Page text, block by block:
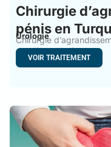
Chirurgie
pénis en
Urologie
Chirurgie
dernières années, on
VOIR TRAITEMENT